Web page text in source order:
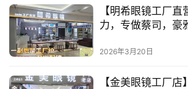
【明希眼镜工厂
力，专做蔡司，豪
2026年3月20日
【金美眼镜工厂